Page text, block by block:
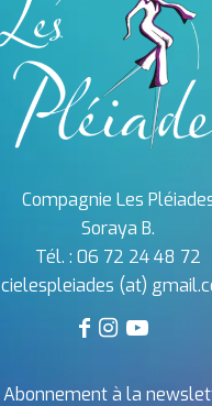
Compagnie Les
Soraya B.
Tél. :06 72 24 48 72
cielespleiades (at)
Abonnement à la